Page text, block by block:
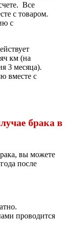
Все
с товаром.
с
км (на
3 месяца).
вместе с
брака в
вы можете
после
проводится